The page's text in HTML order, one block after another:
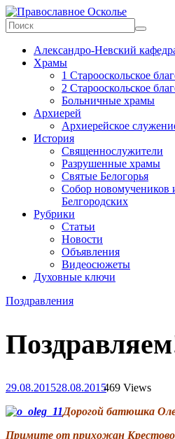
Skip
to
content
Православное
Осколье
Информационный
митрополичий
Александро-Невский
Храмы
1 Старооскольское
2 Старооскольское
Больничные храмы
Архиерей
Архиерейское
История
Священнослужители
Разрушенные храмы
Святые Белогорья
Собор новомучеников
Белгородских
Рубрики
Статьи
Новости
Объявления
Видеосюжеты
Духовные ключи
Поздравления
29.08.201528.08.2015469 Views
Дорогой батюшка
Примите от прихожан